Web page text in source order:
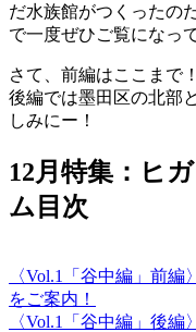
だ水族館がつくったの
で一度ぜひご覧になっ
さて、前編はここまで！
後編では墨田区の北部
しみにー！
12月特集：ヒ
ム目次
〈Vol.1「谷中編」前
をご案内！
〈Vol.1「谷中編」後